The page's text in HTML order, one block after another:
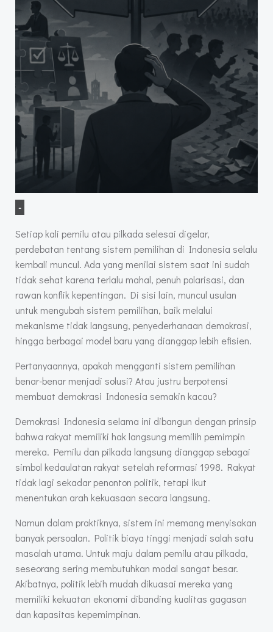
-
Setiap kali pemilu atau pilkada selesai digelar,
perdebatan tentang sistem pemilihan di Indonesia selalu
kembali muncul. Ada yang menilai sistem saat ini sudah
tidak sehat karena terlalu mahal, penuh polarisasi, dan
rawan konflik kepentingan. Di sisi lain, muncul usulan
untuk mengubah sistem pemilihan, baik melalui
mekanisme tidak langsung, penyederhanaan demokrasi,
hingga berbagai model baru yang dianggap lebih efisien.
Pertanyaannya, apakah mengganti sistem pemilihan
benar-benar menjadi solusi? Atau justru berpotensi
membuat demokrasi Indonesia semakin kacau?
Demokrasi Indonesia selama ini dibangun dengan prinsip
bahwa rakyat memiliki hak langsung memilih pemimpin
mereka. Pemilu dan pilkada langsung dianggap sebagai
simbol kedaulatan rakyat setelah reformasi 1998. Rakyat
tidak lagi sekadar penonton politik, tetapi ikut
menentukan arah kekuasaan secara langsung.
Namun dalam praktiknya, sistem ini memang menyisakan
banyak persoalan. Politik biaya tinggi menjadi salah satu
masalah utama. Untuk maju dalam pemilu atau pilkada,
seseorang sering membutuhkan modal sangat besar.
Akibatnya, politik lebih mudah dikuasai mereka yang
memiliki kekuatan ekonomi dibanding kualitas gagasan
dan kapasitas kepemimpinan.